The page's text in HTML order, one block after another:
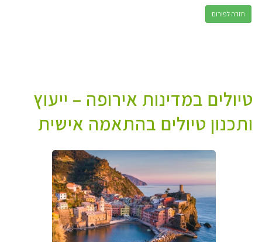
חזרה לפורום
טיולים במדינות אירופה – ייעוץ
ותכנון טיולים בהתאמה אישית